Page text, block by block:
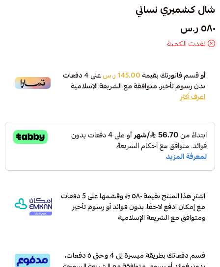
شال كشميري نسائي
٥٨٠ ر.س
نفدت الكمية
أو قسم فاتورتك بقيمة145.00 ر.س على4دفعات
بدون رسوم تأخير، متوافقة مع الشريعة الإسلامية
اعرف أكثر
اشترِ هذا المنتج بقيمة ٥٨٠
وقسّمها على 5 دفعات
مع إمكان ادفع لاحقًا، بدون فوائد أو رسوم تأخير
ومتوافق مع الشريعة الإسلامية
قسم دفعاتك بطريقة ميسرة إلى 4 وحتى 6 دفعات،